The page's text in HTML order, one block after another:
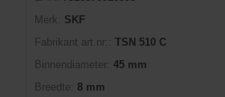
Merk:
SKF
Fabrikant art.nr::
TSN 510 C
Binnendiameter: 45 mm
Breedte:
8 mm